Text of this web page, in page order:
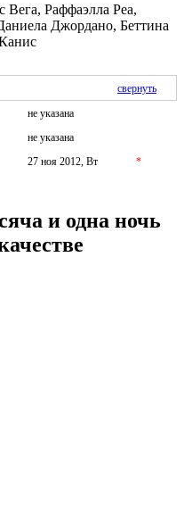
Вега, Раффаэлла Реа,
Джордано, Беттина
свернуть
не указана
не указана
27 ноя 2012, Вт *
и одна ночь